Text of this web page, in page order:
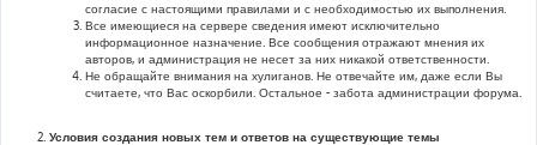
согласие с настоящими правилами и с необходимостью их выполнения.
Все имеющиеся на сервере сведения имеют исключительно
информационное назначение. Все сообщения отражают мнения их
авторов, и администрация не несет за них никакой ответственности.
Не обращайте внимания на хулиганов. Не отвечайте им, даже если Вы
считаете, что Вас оскорбили. Остальное - забота администрации форума.
Условия создания новых тем и ответов на существующие темы